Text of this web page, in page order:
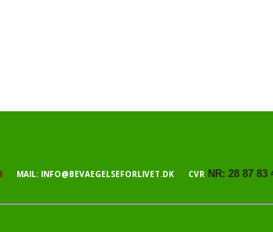
MAIL: INFO@BEVAEGELSEFORLIVET.DK CVR NR: 28 87 83